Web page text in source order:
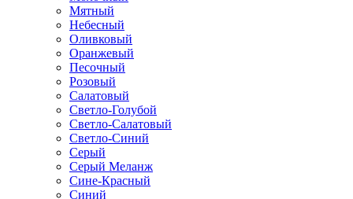
Мятный
Небесный
Оливковый
Оранжевый
Песочный
Розовый
Салатовый
Светло-Голубой
Светло-Салатовый
Светло-Синий
Серый
Серый Меланж
Сине-Красный
Синий